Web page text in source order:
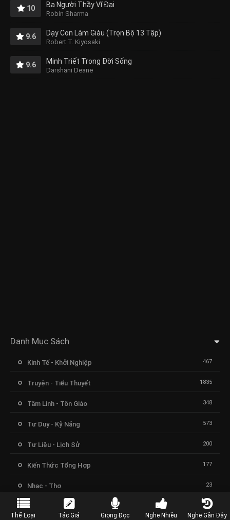
10 Ba Người Thầy Vĩ Đại
Robin Sharma
9.6 Dạy Con Làm Giàu (Trọn Bộ 13 Tập)
Robert T. Kiyosaki
9.6 Minh Triết Trong Đời Sống
Darshani Deane
Danh Mục Sách
Kinh Tế - Khởi Nghiệp 467
Truyện - Tiểu Thuyết 1835
Tâm Linh - Tôn Giáo 348
Tư Duy - Kỹ Năng 573
Tư Liệu - Lịch Sử 200
Kiến Thức Tổng Hợp 177
Nhạc - Thơ 23
Thể Loại Tác Giả Giọng Đọc Nghe Nhiều Nghe Gần Đây